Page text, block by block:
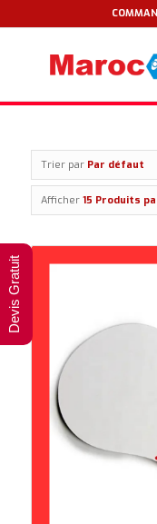
Trier par Par défaut
Afficher 15 Produits
Devis Gratuit